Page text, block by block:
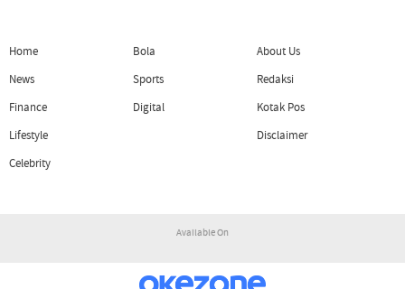
Home
News
Finance
Lifestyle
Celebrity
Bola
Sports
Digital
About Us
Redaksi
Kotak Pos
Disclaimer
Available On